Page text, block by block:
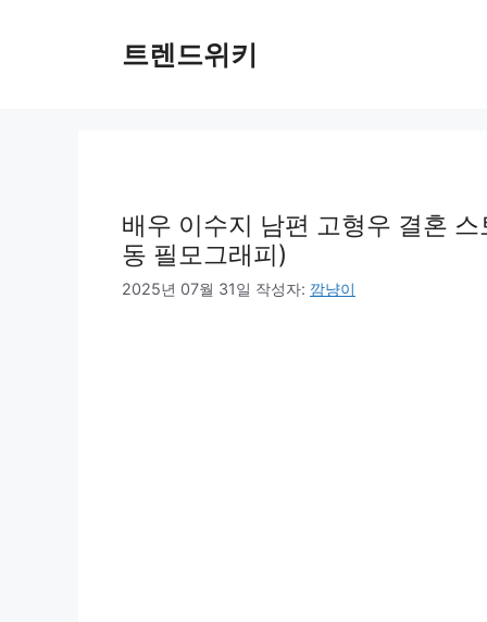
트렌드위키
배우 이수지 남편 고형우 결혼
동 필모그래피)
2025년 07월 31일 작성자: 깜냥이